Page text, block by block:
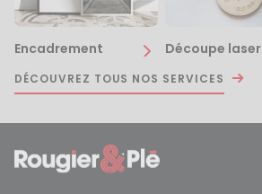
Encadrement Découpe laser
DÉCOUVREZ TOUS NOS SERVICES